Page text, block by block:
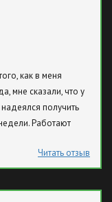
клиентов,
как в меня
мне сказали, что у
получить
Работают
Читать отзыв